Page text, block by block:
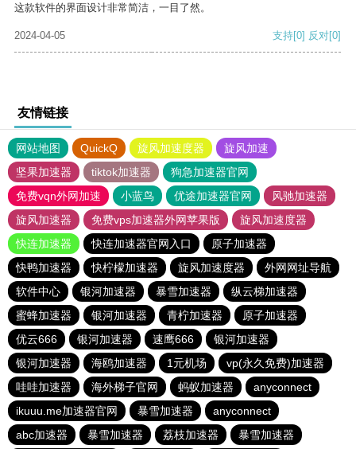
这款软件的界面设计非常简洁，一目了然。
2024-04-05 支持[0] 反对[0]
友情链接
网站地图 QuickQ 旋风加速度器
旋风加速
坚果加速器
tiktok加速器
狗急加速器官网
免费vqn外网加速
小蓝鸟 优途加速器官网
风驰加速器
旋风加速器
免费vps加速器外网苹果版
旋风加速度器
快连加速器
快连加速器官网入口
原子加速器
快鸭加速器
快柠檬加速器 旋风加速度器
外网网址导航
软件中心
银河加速器 暴雪加速器
纵云梯加速器
蜜蜂加速器
银河加速器 青柠加速器
原子加速器
优云666
银河加速器 速鹰666
银河加速器
银河加速器
海鸥加速器 1元机场
vp(永久免费)加速器
哇哇加速器
海外梯子官网 蚂蚁加速器
anyconnect
ikuuu.me加速器官网
暴雪加速器
anyconnect
abc加速器
暴雪加速器 荔枝加速器 暴雪加速器